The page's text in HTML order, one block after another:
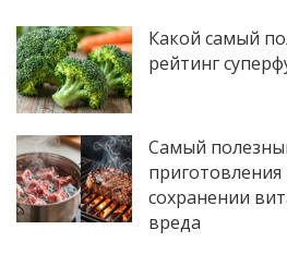
Какой самый
рейтинг
Самый
приготовления
сохранении
вреда